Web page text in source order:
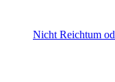
Nicht Reichtum